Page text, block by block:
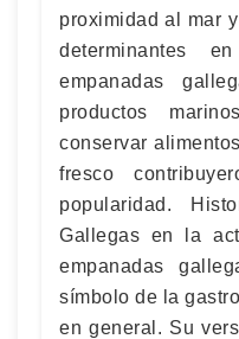
proximidad al mar
determinantes
empanadas
productos
conservar
fresco
popularidad.
Gallegas en la
empanadas
símbolo de la
en general. Su